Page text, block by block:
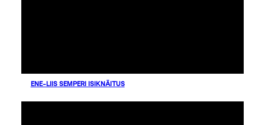
ENE-LIIS SEMPERI ISIKNÄITUS